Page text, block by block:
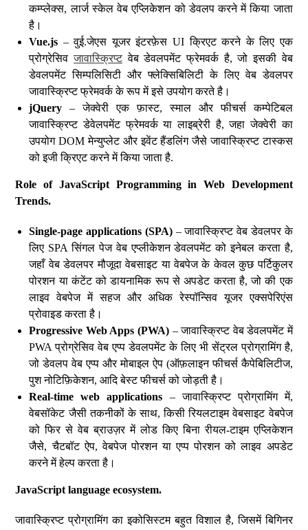
कम्प्लेक्स, लार्ज स्केल वेब एप्लिकेशन को डेवलप करने में किया जाता
है।
Vue.js – वुई.जेएस यूजर इंटरफ़ेस UI क्रिएट करने के लिए एक
प्रोग्रेसिवजावास्क्रिप्टवेब डेवलपमेंट फ्रेमवर्क है, जो इसकी वेब
डेवलपमेंट सिम्पलिसिटी और फ्लेक्सिबिलिटी के लिए वेब डेवलपर
जावास्क्रिप्ट फ्रेमवर्क के रूप में इसे उपयोग करते है।
jQuery – जेक्वेरी एक फ़ास्ट, स्माल और फीचर्स कम्पेटिबल
जावास्क्रिप्ट डेवेलपमेंट फ्रेमवर्क या लाइब्रेरी है, जहा जेक्वेरी का
उपयोग DOM मेन्युप्लेट और इवेंट हैंडलिंग जैसे जावास्क्रिप्ट टास्कस
को इजी क्रिएट करने में किया जाता है.
Role of JavaScript Programming in Web Development
Trends.
Single-page applications (SPA)– जावास्क्रिप्ट वेब डेवलपर के
लिए SPA सिंगल पेज वेब एप्लीकेशन डेवलपमेंट को इनेबल करता है,
जहाँ वेब डेवलपर मौजूदा वेबसाइट या वेबपेज के केवल कुछ पर्टिकुलर
पोरशन या कंटेंट को डायनामिक रूप से अपडेट करता है, जो की एक
लाइव वेबपेज में सहज और अधिक रेस्पॉन्सिव यूजर एक्सपेरिएंस
प्रोवाइड करता है।
Progressive Web Apps (PWA)– जावास्क्रिप्ट वेब डेवलपमेंट में
PWA प्रोग्रेसिव वेब एप्प डेवलपमेंट के लिए भी सेंट्रल प्रोग्रामिंग है,
जो डेवलप वेब एप्प और मोबाइल ऐप (ऑफ़लाइन फीचर्स कैपेबिलिटीज,
पुश नोटिफ़िकेशन, आदि बेस्ट फीचर्स को जोड़ती है।
Real-time web applications – जावास्क्रिप्ट प्रोग्रामिंग में,
वेबसॉकेट जैसी तकनीकों के साथ, किसी रियलटाइम वेबसाइट वेबपेज
को फिर से वेब ब्राउज़र में लोड किए बिना रीयल-टाइम एप्लिकेशन
जैसे, चैटबॉट ऐप, वेबपेज पोरशन या एप्प पोरशन को लाइव अपडेट
करने में हेल्प करता है।
JavaScript language ecosystem.
जावास्क्रिप्ट प्रोग्रामिंग का इकोसिस्टम बहुत विशाल है, जिसमें बिगिनर